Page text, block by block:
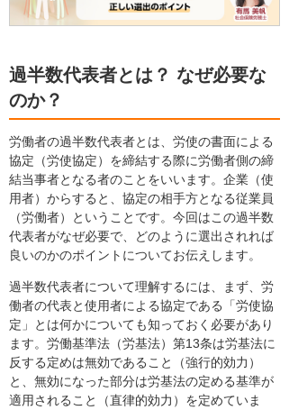
過半数代表者とは？ なぜ必要な
のか？
労働者の過半数代表者とは、労使の書面による
協定（労使協定）を締結する際に労働者側の締
結当事者となる者のことをいいます。企業（使
用者）からすると、協定の相手方となる従業員
（労働者）ということです。今回はこの過半数
代表者がなぜ必要で、どのように選出されれば
良いのかのポイントについてお伝えします。
過半数代表者について理解するには、まず、労
働者の代表と使用者による協定である「労使協
定」とは何かについても知っておく必要があり
ます。労働基準法（労基法）第13条は労基法に
反する定めは無効であること（強行的効力）
と、無効になった部分は労基法の定める基準が
適用されること（直律的効力）を定めていま